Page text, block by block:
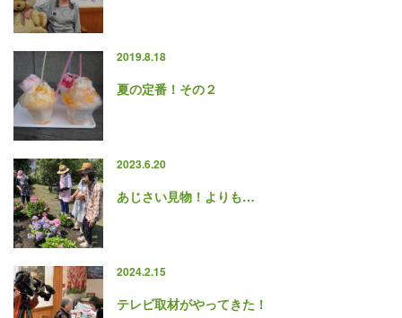
2019.8.18
夏の定番！その２
2023.6.20
あじさい見物！よりも…
2024.2.15
テレビ取材がやってきた！